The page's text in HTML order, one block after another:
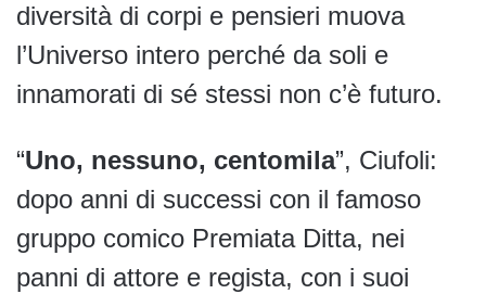
diversità di corpi e pensieri muova
l’Universo intero perché da soli e
innamorati di sé stessi non c’è futuro.
“Uno, nessuno, centomila”, Ciufoli:
dopo anni di successi con il famoso
gruppo comico Premiata Ditta, nei
panni di attore e regista, con i suoi